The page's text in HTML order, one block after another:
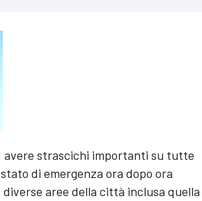
avere strascichi importanti su tutte
di emergenza ora dopo ora
aree della città inclusa quella